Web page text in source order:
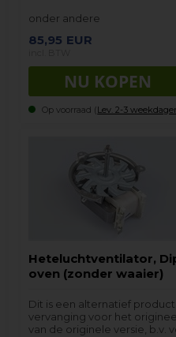
onder andere
85,95 EUR
Op voorraad (Lev. 2-3
Heteluchtventilator,
oven (zonder waaier)
Dit is een alternatief
vervanging voor het
van de originele versie, b.v.